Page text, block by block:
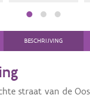
BESCHRIJVING
straat van de